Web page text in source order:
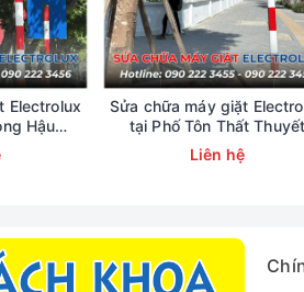
Electrolux
Hậu
Sửa chữa máy giặt
tại Phố Tôn Thất Thuyết
0902223456
Liên hệ